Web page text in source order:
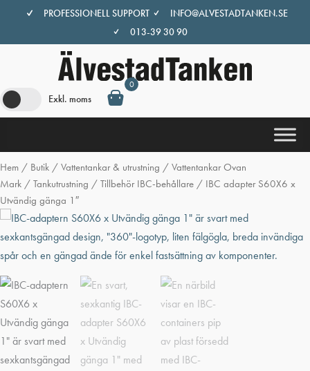
innehåll
PROFESSIONELL SUPPORT
INFO@ALVESTADTANKEN.SE
013-39 30 90
Exkl. moms
0
Hem / Butik / Vattentankar & utrustning / Vattentankar Ovan
Mark / Tankutrustning / Tillbehör IBC-behållare / IBC adapter S60X6 x
Utvändig gänga 1″